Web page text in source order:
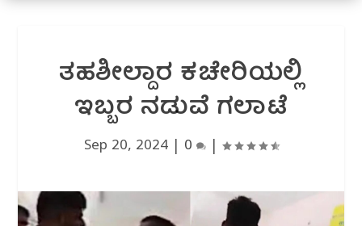
ತಹಶೀಲ್ದಾರ ಕಚೇರಿಯಲ್ಲಿ
ಇಬ್ಬರ ನಡುವೆ ಗಲಾಟೆ
Sep 20, 2024| 0 |